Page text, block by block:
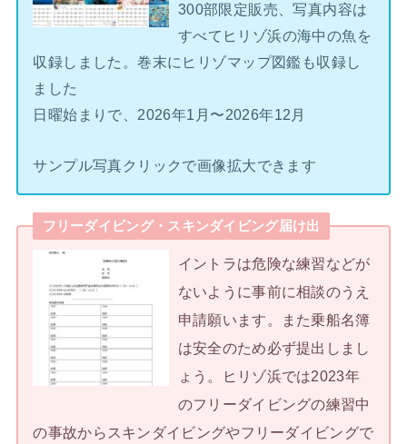
300部限定販売、写真内容は
すべてヒリゾ浜の海中の魚を
収録しました。巻末にヒリゾマップ図鑑も収録し
ました
日曜始まりで、2026年1月〜2026年12月
サンプル写真クリックで画像拡大できます
フリーダイビング・スキンダイビング届け出
イントラは危険な練習などが
ないように事前に相談のうえ
申請願います。また乗船名簿
は安全のため必ず提出しまし
ょう。ヒリゾ浜では2023年
のフリーダイビングの練習中
の事故からスキンダイビングやフリーダイビングで